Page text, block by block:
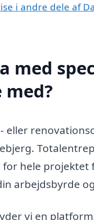
i andre dele af
med
eller
hele
arbejdsbyrde
vi en